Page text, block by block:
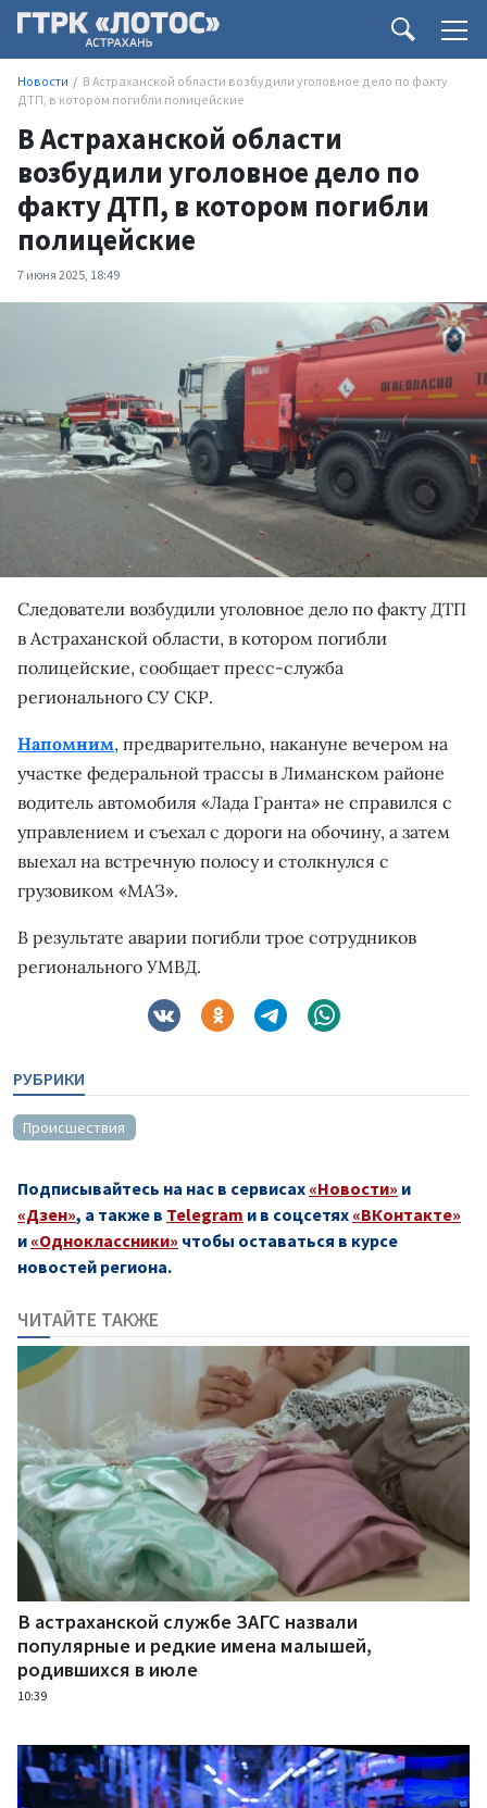
Новости
В Астраханской области возбудили уголовное дело по факту
ДТП, в котором погибли полицейские
В Астраханской области
возбудили уголовное дело по
факту ДТП, в котором погибли
полицейские
7 июня 2025, 18:49
Следователи возбудили уголовное дело по факту ДТП
в Астраханской области, в котором погибли
полицейские, сообщает пресс-служба
регионального СУ СКР.
Напомним, предварительно, накануне вечером на
участке федеральной трассы в Лиманском районе
водитель автомобиля «Лада Гранта» не справился с
управлением и съехал с дороги на обочину, а затем
выехал на встречную полосу и столкнулся с
грузовиком «МАЗ».
В результате аварии погибли трое сотрудников
регионального УМВД.
РУБРИКИ
Происшествия
Подписывайтесь на нас в сервисах «Новости» и
«Дзен», а также в Telegram и в соцсетях «ВКонтакте»
и «Одноклассники» чтобы оставаться в курсе
новостей региона.
ЧИТАЙТЕ ТАКЖЕ
В астраханской службе ЗАГС назвали
популярные и редкие имена малышей,
родившихся в июле
10:39